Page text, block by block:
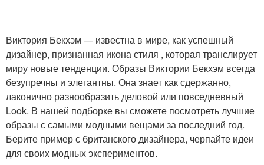
Виктория Бекхэм — известна в мире, как успешный
дизайнер, признанная икона стиля , которая транслирует
миру новые тенденции. Образы Виктории Бекхэм всегда
безупречны и элегантны. Она знает как сдержанно,
лаконично разнообразить деловой или повседневный
Look. В нашей подборке вы сможете посмотреть лучшие
образы с самыми модными вещами за последний год.
Берите пример с британского дизайнера, черпайте идеи
для своих модных экспериментов.